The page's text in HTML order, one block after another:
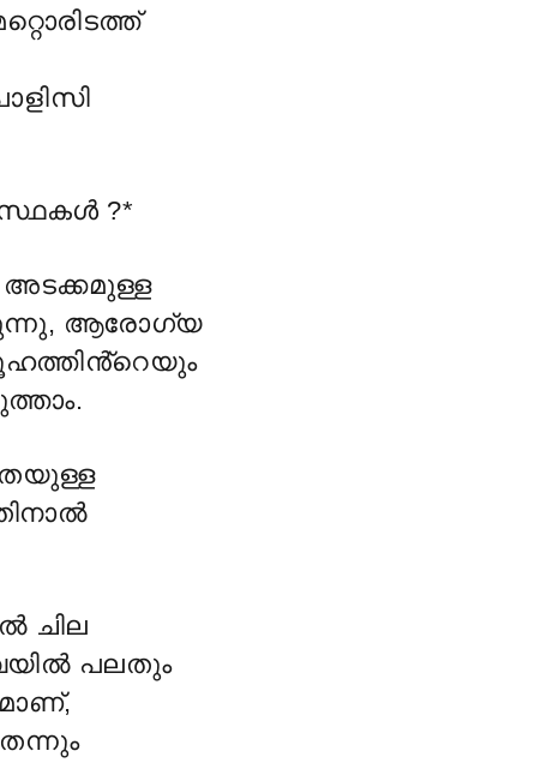
?*
അടക്കമുള്ള
ആരോഗ്യ
ചില
പലതും